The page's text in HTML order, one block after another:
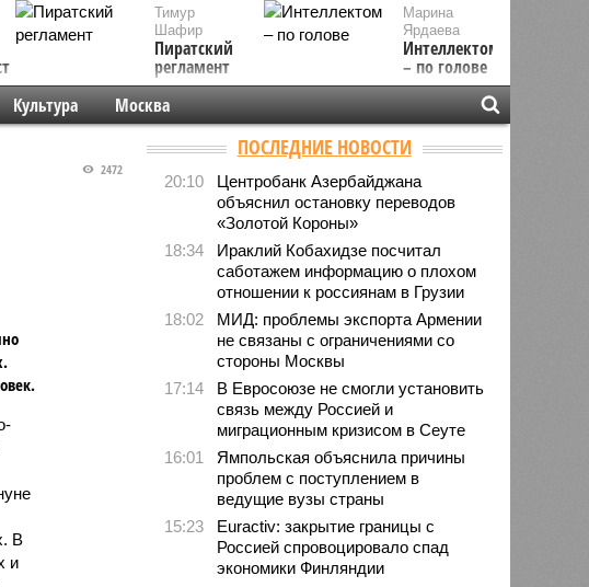
Марина
Ярдаева
Интеллектом
– по голове
Тимур
Шафир
Пиратский
регламент
Культура Москва
2472
В
и
ПОСЛЕДНИЕ НОВОСТИ
20:10
Центробанк Азербайджана
объяснил остановку переводов
«Золотой Короны»
18:34
Ираклий Кобахидзе посчитал
саботажем информацию о плохом
отношении к россиянам в Грузии
18:02
МИД: проблемы экспорта Армении
не связаны с ограничениями со
стороны Москвы
17:14
В Евросоюзе не смогли установить
связь между Россией и
миграционным кризисом в Сеуте
16:01
Ямпольская объяснила причины
проблем с поступлением в
ведущие вузы страны
15:23
Euractiv: закрытие границы с
Россией спровоцировало спад
экономики Финляндии